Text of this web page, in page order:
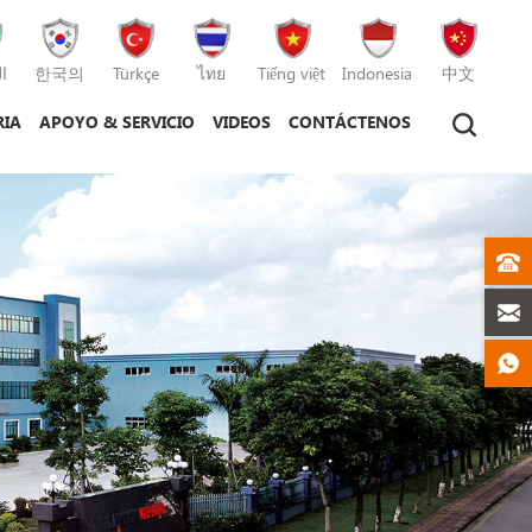
한국의 Türkçe ไทย Tiếng việt Indonesia 中文
APOYO & SERVICIO VIDEOS CONTÁCTENOS